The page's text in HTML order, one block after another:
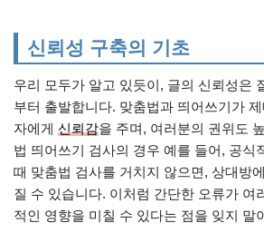
신뢰성 구축의 기초
우리 모두가 알고 있듯이, 글의 신뢰성은
부터 출발합니다. 맞춤법과 띄어쓰기가
자에게 신뢰감을 주며, 여러분의 권위도
법 띄어쓰기 검사의 경우 예를 들어, 공식
때 맞춤법 검사를 거치지 않으면, 상대방
질 수 있습니다. 이처럼 간단한 오류가 여
적인 영향을 미칠 수 있다는 점을 잊지 말